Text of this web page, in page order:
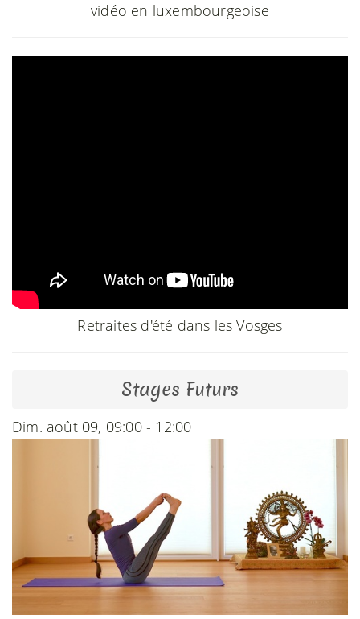
vidéo en luxembourgeoise
Retraites d'été dans les Vosges
Stages Futurs
Dim. août 09, 09:00 - 12:00